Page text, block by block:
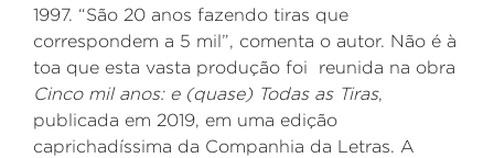
1997. “São 20 anos fazendo tiras que
correspondem a 5 mil”, comenta o autor. Não é à
toa que esta vasta produção foi reunida na obra
Cinco mil anos: e (quase) Todas as Tiras,
publicada em 2019, em uma edição
caprichadíssima da Companhia da Letras. A